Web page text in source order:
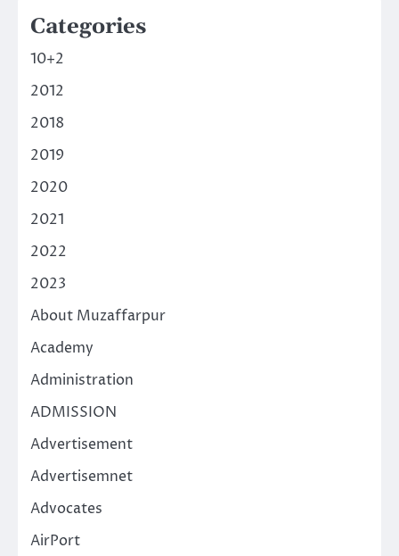
Categories
10+2
2012
2018
2019
2020
2021
2022
2023
About Muzaffarpur
Academy
Administration
ADMISSION
Advertisement
Advertisemnet
Advocates
AirPort